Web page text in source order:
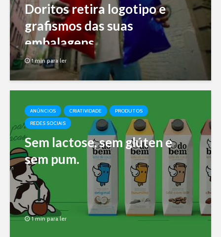
Doritos retira logotipo e
grafismos das suas
embalagens
1 min para ler
ANÚNCIOS CRIATIVIDADE
PRODUTOS
REDES SOCIAIS
Sem lactose, sem glúten e
sem pum.
1 min para ler